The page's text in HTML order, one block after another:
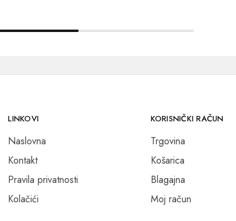
LINKOVI
Naslovna
Kontakt
Pravila privatnosti
Kolačići
KORISNIČKI RAČUN
Trgovina
Košarica
Blagajna
Moj račun